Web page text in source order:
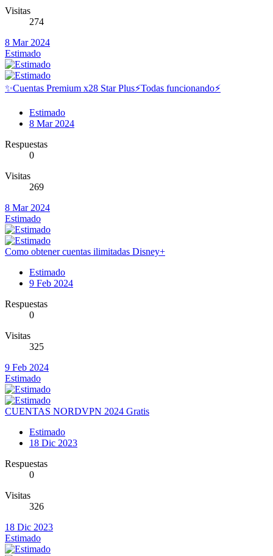
Visitas
274
8 Mar 2024
Estimado
✨Cuentas Premium x28 Star Plus⚡️Todas funcionando⚡️
Estimado
8 Mar 2024
Respuestas
0
Visitas
269
8 Mar 2024
Estimado
Como obtener cuentas ilimitadas Disney+
Estimado
9 Feb 2024
Respuestas
0
Visitas
325
9 Feb 2024
Estimado
CUENTAS NORDVPN 2024 Gratis
Estimado
18 Dic 2023
Respuestas
0
Visitas
326
18 Dic 2023
Estimado